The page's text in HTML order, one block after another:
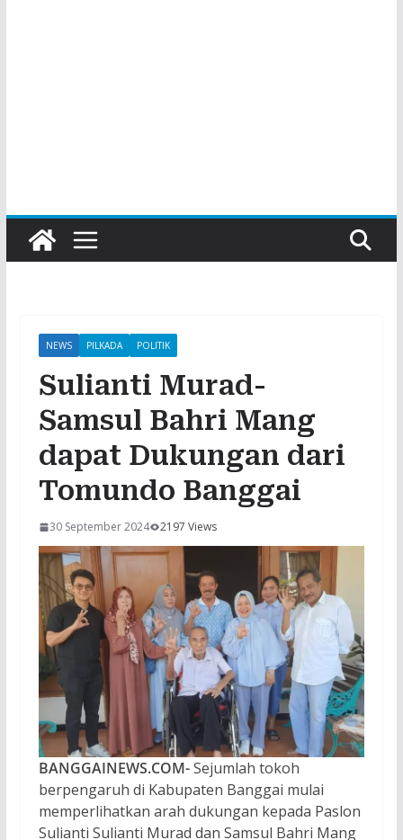
NEWS PILKADA POLITIK
Sulianti Murad-
Samsul Bahri Mang
dapat Dukungan dari
Tomundo Banggai
30 September 2024 2197 Views
BANGGAINEWS.COM-Sejumlah tokoh
berpengaruh di Kabupaten Banggai mulai
memperlihatkan arah dukungan kepada Paslon
Sulianti Sulianti Murad dan Samsul Bahri Mang